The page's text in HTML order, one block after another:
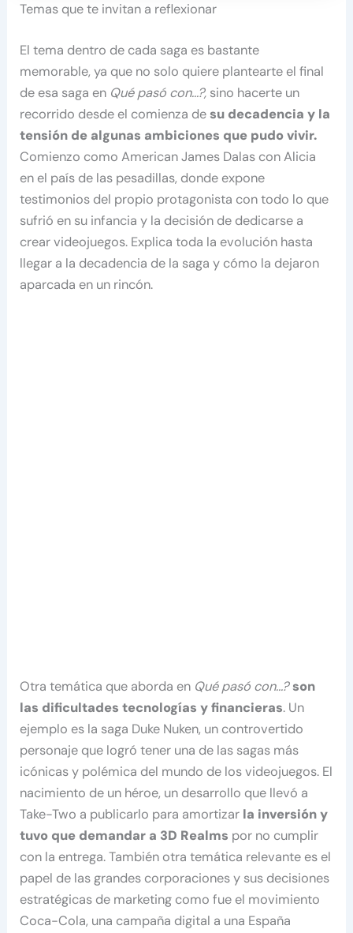
Temas que te invitan a reflexionar
El tema dentro de cada saga es bastante
memorable, ya que no solo quiere plantearte el final
de esa saga en Qué pasó con…?, sino hacerte un
recorrido desde el comienza desu decadencia y la
tensión de algunas ambiciones que pudo vivir.
Comienzo como American James Dalas con Alicia
en el país de las pesadillas, donde expone
testimonios del propio protagonista con todo lo que
sufrió en su infancia y la decisión de dedicarse a
crear videojuegos. Explica toda la evolución hasta
llegar a la decadencia de la saga y cómo la dejaron
aparcada en un rincón.
Otra temática que aborda en Qué pasó con…?son
las dificultades tecnologías y financieras. Un
ejemplo es la saga Duke Nuken, un controvertido
personaje que logró tener una de las sagas más
icónicas y polémica del mundo de los videojuegos. El
nacimiento de un héroe, un desarrollo que llevó a
Take-Two a publicarlo para amortizar la inversión y
tuvo que demandar a 3D Realms por no cumplir
con la entrega. También otra temática relevante es el
papel de las grandes corporaciones y sus decisiones
estratégicas de marketing como fue el movimiento
Coca-Cola, una campaña digital a una España